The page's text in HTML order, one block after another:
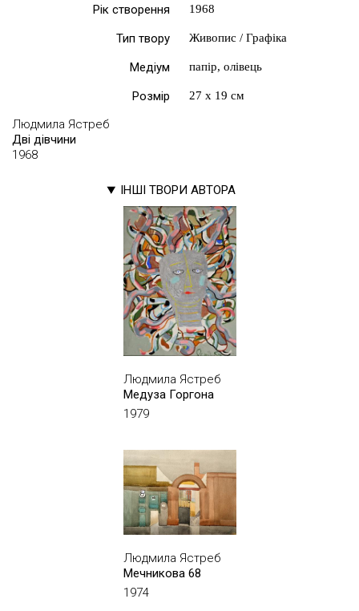
Людмила Ястреб
Дві дівчини
1968
ІНШІ ТВОРИ АВТОРА
Людмила Ястреб
Медуза Горгона
1979
Людмила Ястреб
Мечникова 68
1974
Рік створення 1968
Тип твору Живопис / Графіка
Медіум папір, олівець
Розмір 27 х 19 см